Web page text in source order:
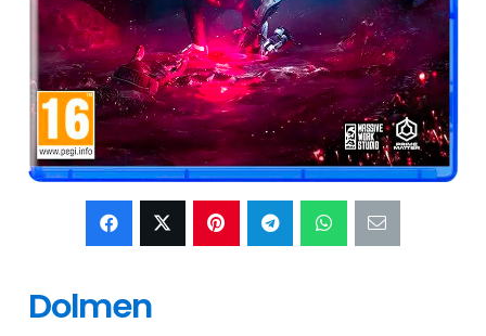
Dolmen